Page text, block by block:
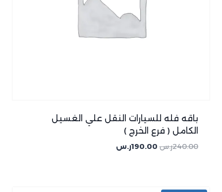
باقه فله للسيارات النقل علي الغسيل
الكامل ( فرع الخرج )
240.00ر.س 190.00ر.س